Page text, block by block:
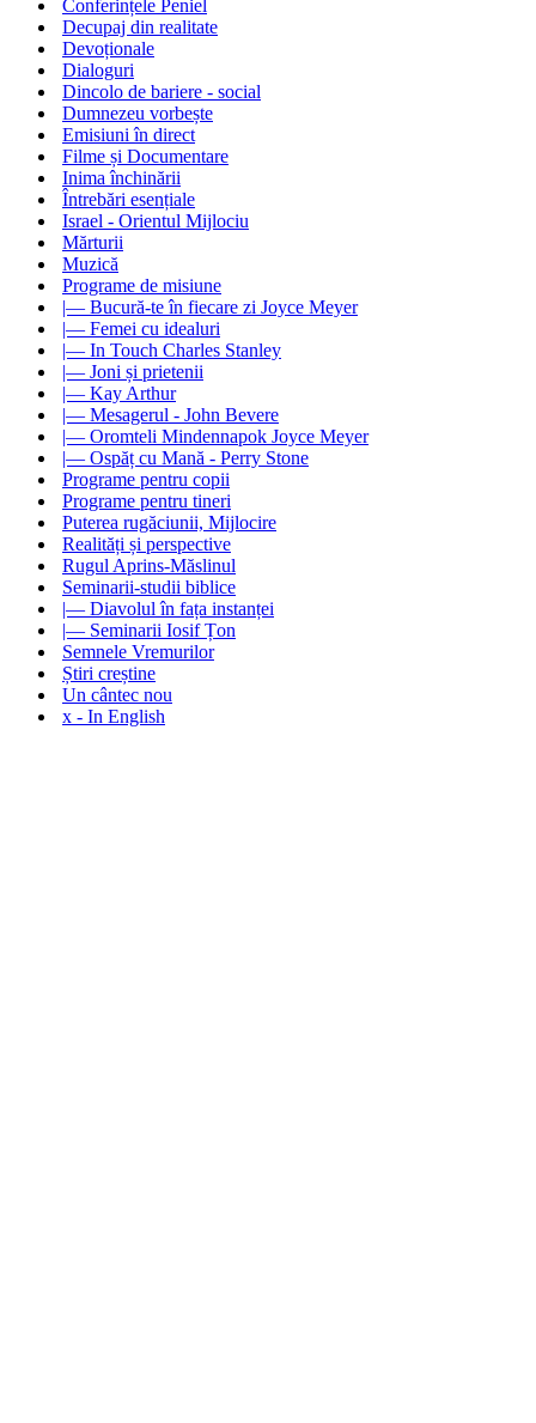
Conferințele Peniel
Decupaj din realitate
Devoționale
Dialoguri
Dincolo de bariere - social
Dumnezeu vorbește
Emisiuni în direct
Filme și Documentare
Inima închinării
Întrebări esențiale
Israel - Orientul Mijlociu
Mărturii
Muzică
Programe de misiune
|— Bucură-te în fiecare zi Joyce Meyer
|— Femei cu idealuri
|— In Touch Charles Stanley
|— Joni și prietenii
|— Kay Arthur
|— Mesagerul - John Bevere
|— Oromteli Mindennapok Joyce Meyer
|— Ospăț cu Mană - Perry Stone
Programe pentru copii
Programe pentru tineri
Puterea rugăciunii, Mijlocire
Realități și perspective
Rugul Aprins-Măslinul
Seminarii-studii biblice
|— Diavolul în fața instanței
|— Seminarii Iosif Țon
Semnele Vremurilor
Știri creștine
Un cântec nou
x - In English